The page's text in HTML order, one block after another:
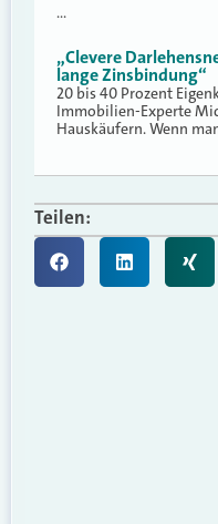
…
„Clevere
lange Zinsbindung“
20 bis 40 Prozent
Immobilien-Experte
Hauskäufern. Wenn
Teilen: